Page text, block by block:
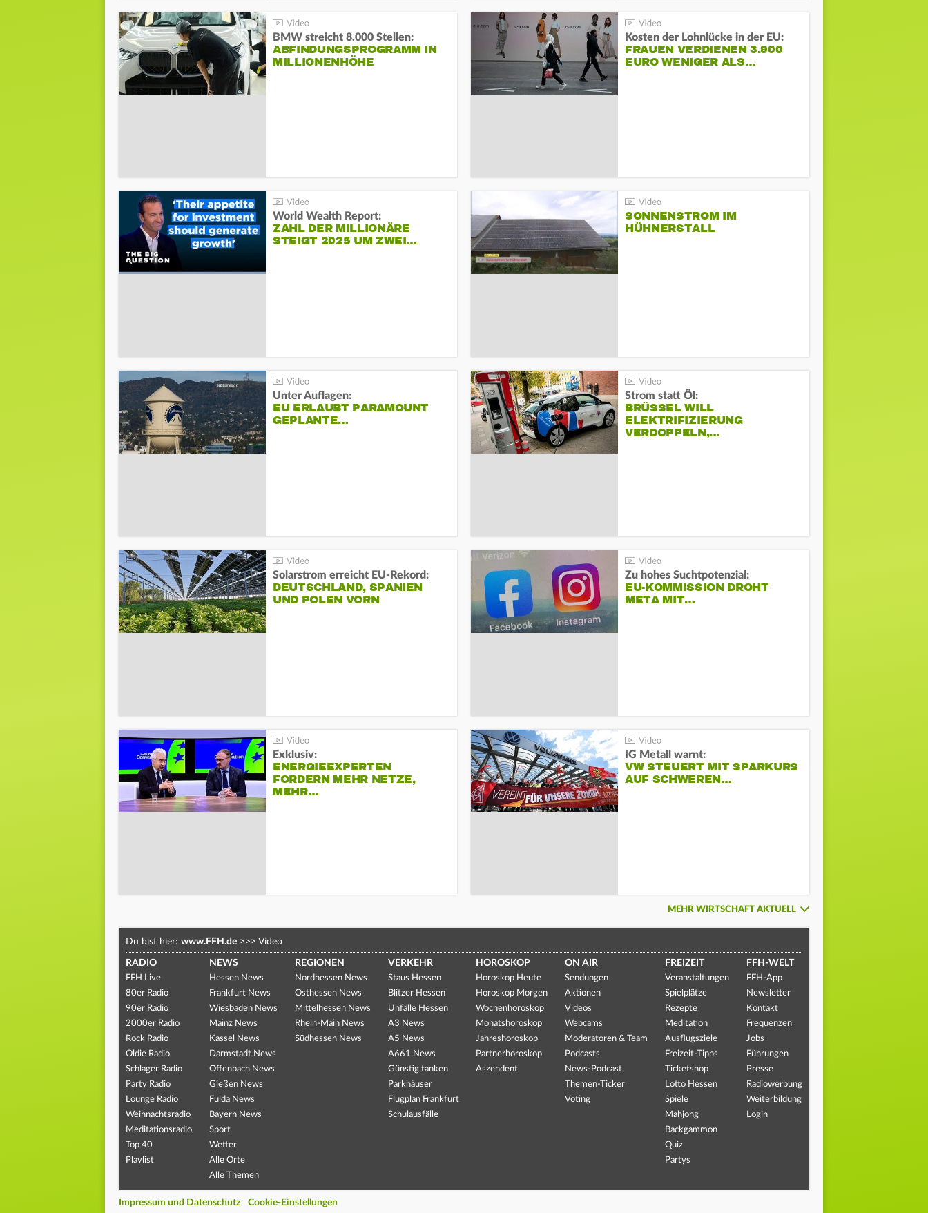
BMW streicht 8.000 Stellen:
ABFINDUNGSPROGRAMM IN
MILLIONENHÖHE
Kosten der Lohnlücke in der EU:
FRAUEN VERDIENEN 3.900
EURO WENIGER ALS…
World Wealth Report:
ZAHL DER MILLIONÄRE
STEIGT 2025 UM ZWEI…
SONNENSTROM IM
HÜHNERSTALL
Unter Auflagen:
EU ERLAUBT PARAMOUNT
GEPLANTE…
Strom statt Öl:
BRÜSSEL WILL
ELEKTRIFIZIERUNG
VERDOPPELN,…
Solarstrom erreicht EU-Rekord:
DEUTSCHLAND, SPANIEN
UND POLEN VORN
Zu hohes Suchtpotenzial:
EU-KOMMISSION DROHT
META MIT…
Exklusiv:
ENERGIEEXPERTEN
FORDERN MEHR NETZE,
MEHR…
IG Metall warnt:
VW STEUERT MIT SPARKURS
AUF SCHWEREN…
MEHR WIRTSCHAFT AKTUELL
Du bist hier: www.FFH.de >>> Video
RADIO
FFH Live
80er Radio
90er Radio
2000er Radio
Rock Radio
Oldie Radio
Schlager Radio
Party Radio
Lounge Radio
Weihnachtsradio
Meditationsradio
Top 40
Playlist
NEWS
Hessen News
Frankfurt News
Wiesbaden News
Mainz News
Kassel News
Darmstadt News
Offenbach News
Gießen News
Fulda News
Bayern News
Sport
Wetter
Alle Orte
Alle Themen
REGIONEN
Nordhessen News
Osthessen News
Mittelhessen News
Rhein-Main News
Südhessen News
VERKEHR
Staus Hessen
Blitzer Hessen
Unfälle Hessen
A3 News
A5 News
A661 News
Günstig tanken
Parkhäuser
Flugplan Frankfurt
Schulausfälle
HOROSKOP
Horoskop Heute
Horoskop Morgen
Wochenhoroskop
Monatshoroskop
Jahreshoroskop
Partnerhoroskop
Aszendent
ON AIR
Sendungen
Aktionen
Videos
Webcams
Moderatoren & Team
Podcasts
News-Podcast
Themen-Ticker
Voting
FREIZEIT
Veranstaltungen
Spielplätze
Rezepte
Meditation
Ausflugsziele
Freizeit-Tipps
Ticketshop
Lotto Hessen
Spiele
Mahjong
Backgammon
Quiz
Partys
FFH-WELT
FFH-App
Newsletter
Kontakt
Frequenzen
Jobs
Führungen
Presse
Radiowerbung
Weiterbildung
Login
Impressum und Datenschutz Cookie-Einstellungen